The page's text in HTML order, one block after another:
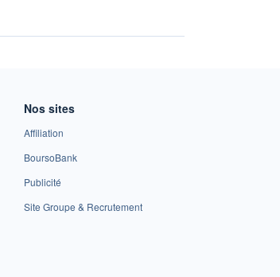
Nos sites
Affiliation
BoursoBank
Publicité
Site Groupe & Recrutement